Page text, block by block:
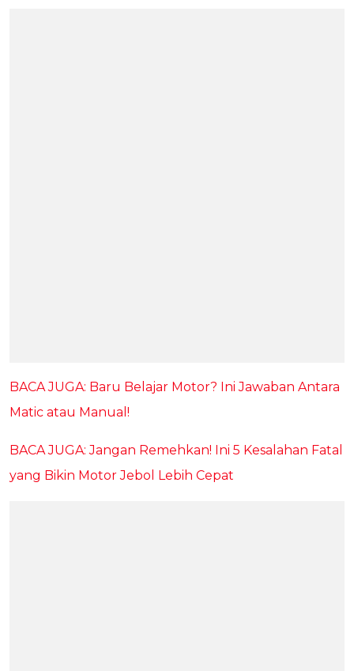
BACA JUGA: Baru Belajar Motor? Ini Jawaban Antara
Matic atau Manual!
BACA JUGA: Jangan Remehkan! Ini 5 Kesalahan Fatal
yang Bikin Motor Jebol Lebih Cepat